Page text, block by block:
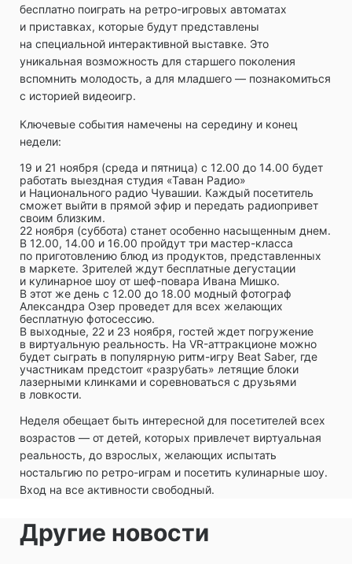
бесплатно поиграть на ретро-игровых автоматах
и приставках, которые будут представлены
на специальной интерактивной выставке. Это
уникальная возможность для старшего поколения
вспомнить молодость, а для младшего — познакомиться
с историей видеоигр.
Ключевые события намечены на середину и конец
недели:
19 и 21 ноября (среда и пятница) с 12.00 до 14.00 будет
работать выездная студия «Таван Радио»
и Национального радио Чувашии. Каждый посетитель
сможет выйти в прямой эфир и передать радиопривет
своим близким.
22 ноября (суббота) станет особенно насыщенным днем.
В 12.00, 14.00 и 16.00 пройдут три мастер-класса
по приготовлению блюд из продуктов, представленных
в маркете. Зрителей ждут бесплатные дегустации
и кулинарное шоу от шеф-повара Ивана Мишко.
В этот же день с 12.00 до 18.00 модный фотограф
Александра Озер проведет для всех желающих
бесплатную фотосессию.
В выходные, 22 и 23 ноября, гостей ждет погружение
в виртуальную реальность. На VR-аттракционе можно
будет сыграть в популярную ритм-игру Beat Saber, где
участникам предстоит «разрубать» летящие блоки
лазерными клинками и соревноваться с друзьями
в ловкости.
Неделя обещает быть интересной для посетителей всех
возрастов — от детей, которых привлечет виртуальная
реальность, до взрослых, желающих испытать
ностальгию по ретро-играм и посетить кулинарные шоу.
Вход на все активности свободный.
Другие новости